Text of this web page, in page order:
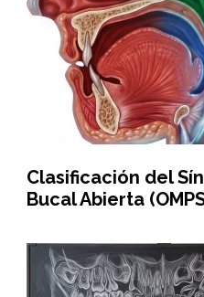
Clasificación del
Bucal Abierta